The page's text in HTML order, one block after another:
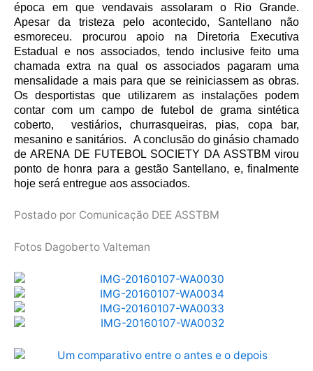
época em que vendavais assolaram o Rio Grande.
Apesar da tristeza pelo acontecido, Santellano não
esmoreceu. procurou apoio na Diretoria Executiva
Estadual e nos associados, tendo inclusive feito uma
chamada extra na qual os associados pagaram uma
mensalidade a mais para que se reiniciassem as obras.
Os desportistas que utilizarem as instalações podem
contar com um campo de futebol de grama sintética
coberto, vestiários, churrasqueiras, pias, copa bar,
mesanino e sanitários. A conclusão do ginásio chamado
de ARENA DE FUTEBOL SOCIETY DA ASSTBM virou
ponto de honra para a gestão Santellano, e, finalmente
hoje será entregue aos associados.
Postado por Comunicação DEE ASSTBM
Fotos Dagoberto Valteman